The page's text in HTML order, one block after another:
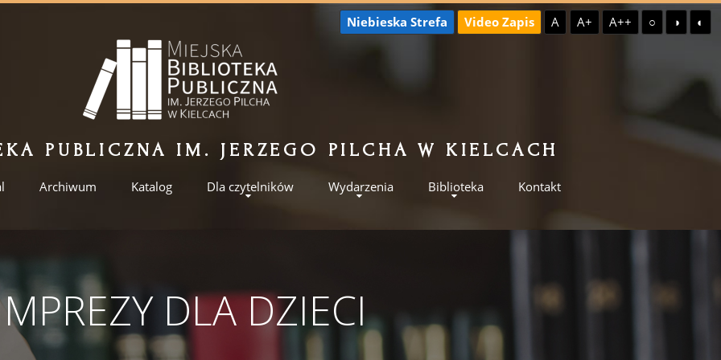
Niebieska Strefa Video Zapis A A+ A++ ○ ◑ ◐
PUBLICZNA IM. JERZEGO PILCHA W KIELCACH
Archiwum Katalog Dla czytelników Wydarzenia Biblioteka Kontakt
DLA DZIECI